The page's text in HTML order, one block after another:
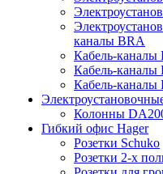
каналы BRA
Кабель-
Кабель-
Кабель-каналы
Колонны
Гибкий офис Hager
Розетки Schuko
Розетки 2-х